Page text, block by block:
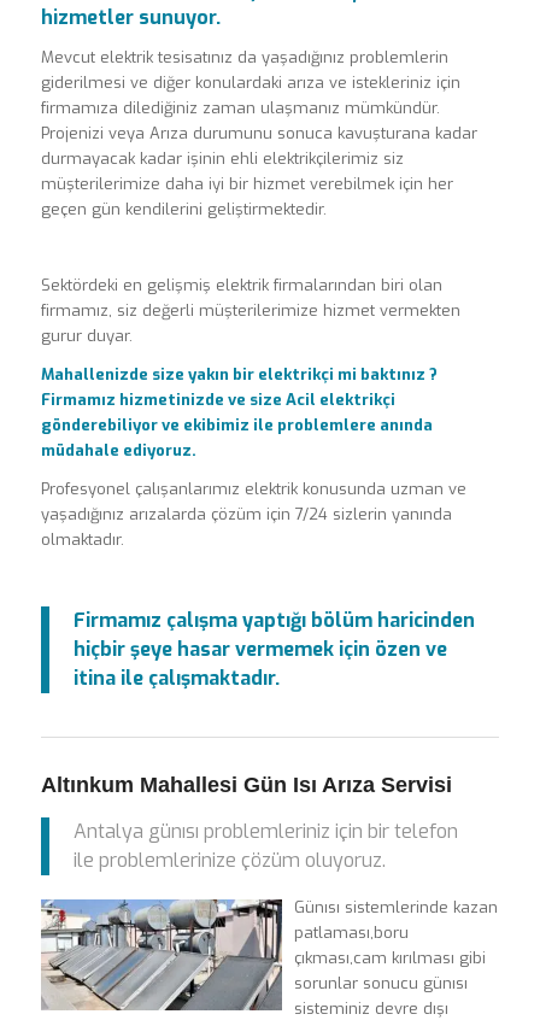
hizmetler sunuyor.
Mevcut elektrik tesisatınız da yaşadığınız problemlerin
giderilmesi ve diğer konulardaki arıza ve istekleriniz için
firmamıza dilediğiniz zaman ulaşmanız mümkündür.
Projenizi veya Arıza durumunu sonuca kavuşturana kadar
durmayacak kadar işinin ehli elektrikçilerimiz siz
müşterilerimize daha iyi bir hizmet verebilmek için her
geçen gün kendilerini geliştirmektedir.
Sektördeki en gelişmiş elektrik firmalarından biri olan
firmamız, siz değerli müşterilerimize hizmet vermekten
gurur duyar.
Mahallenizde size yakın bir elektrikçi mi baktınız ?
Firmamız hizmetinizde ve size Acil elektrikçi
gönderebiliyor ve ekibimiz ile problemlere anında
müdahale ediyoruz.
Profesyonel çalışanlarımız elektrik konusunda uzman ve
yaşadığınız arızalarda çözüm için 7/24 sizlerin yanında
olmaktadır.
Firmamız çalışma yaptığı bölüm haricinden
hiçbir şeye hasar vermemek için özen ve
itina ile çalışmaktadır.
Altınkum Mahallesi Gün Isı Arıza Servisi
Antalya günısı problemleriniz için bir telefon
ile problemlerinize çözüm oluyoruz.
Günısı sistemlerinde kazan
patlaması,boru
çıkması,cam kırılması gibi
sorunlar sonucu günısı
sisteminiz devre dışı